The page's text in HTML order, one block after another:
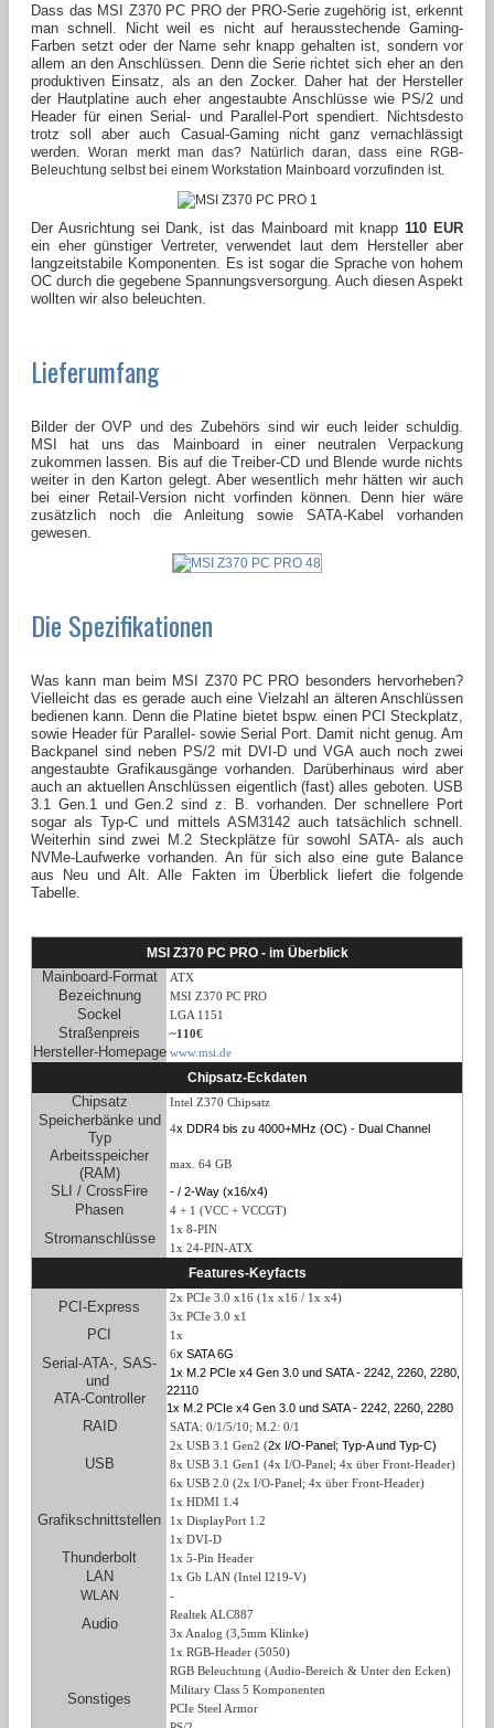
Dass das MSI Z370 PC PRO der PRO-Serie zugehörig ist, erkennt
man schnell. Nicht weil es nicht auf herausstechende Gaming-
Farben setzt oder der Name sehr knapp gehalten ist, sondern vor
allem an den Anschlüssen. Denn die Serie richtet sich eher an den
produktiven Einsatz, als an den Zocker. Daher hat der Hersteller
der Hautplatine auch eher angestaubte Anschlüsse wie PS/2 und
Header für einen Serial- und Parallel-Port spendiert. Nichtsdesto
trotz soll aber auch Casual-Gaming nicht ganz vernachlässigt
werden.
Woran merkt man das? Natürlich daran, dass eine RGB-
Beleuchtung selbst bei einem Workstation Mainboard vorzufinden ist.
Der Ausrichtung sei Dank, ist das Mainboard mit knapp 110 EUR
ein eher günstiger Vertreter, verwendet laut dem Hersteller aber
langzeitstabile Komponenten. Es ist sogar die Sprache von hohem
OC durch die gegebene Spannungsversorgung. Auch diesen Aspekt
wollten wir also beleuchten.
Lieferumfang
Bilder der OVP und des Zubehörs sind wir euch leider schuldig.
MSI hat uns das Mainboard in einer neutralen Verpackung
zukommen lassen. Bis auf die Treiber-CD und Blende wurde nichts
weiter in den Karton gelegt. Aber wesentlich mehr hätten wir auch
bei einer Retail-Version nicht vorfinden können. Denn hier wäre
zusätzlich noch die Anleitung sowie SATA-Kabel vorhanden
gewesen.
Die Spezifikationen
Was kann man beim MSI Z370 PC PRO besonders hervorheben?
Vielleicht das es gerade auch eine Vielzahl an älteren Anschlüssen
bedienen kann. Denn die Platine bietet bspw. einen PCI Steckplatz,
sowie Header für Parallel- sowie Serial Port. Damit nicht genug. Am
Backpanel sind neben PS/2 mit DVI-D und VGA auch noch zwei
angestaubte Grafikausgänge vorhanden. Darüberhinaus wird aber
auch an aktuellen Anschlüssen eigentlich (fast) alles geboten. USB
3.1 Gen.1 und Gen.2 sind z. B. vorhanden. Der schnellere Port
sogar als Typ-C und mittels ASM3142 auch tatsächlich schnell.
Weiterhin sind zwei M.2 Steckplätze für sowohl SATA- als auch
NVMe-Laufwerke vorhanden. An für sich also eine gute Balance
aus Neu und Alt. Alle Fakten im Überblick liefert die folgende
Tabelle.
MSI Z370 PC PRO- im Überblick
Mainboard-Format ATX
Bezeichnung MSI Z370 PC PRO
Sockel LGA 1151
Straßenpreis ~110€
Hersteller-Homepage www.msi.de
Chipsatz-Eckdaten
Chipsatz Intel Z370 Chipsatz
Speicherbänke und
Typ
4x DDR4 bis zu 4000+MHz (OC) - Dual Channel
Arbeitsspeicher
(RAM)
max. 64 GB
SLI / CrossFire - / 2-Way (x16/x4)
Phasen 4 + 1 (VCC + VCCGT)
Stromanschlüsse
1x 8-PIN
1x 24-PIN-ATX
Features-Keyfacts
PCI-Express
2x PCIe 3.0 x16 (1x x16 / 1x x4)
3x PCIe 3.0 x1
PCI 1x
Serial-ATA-, SAS-
und
ATA-Controller
6x SATA 6G
1x M.2 PCIe x4 Gen 3.0 und SATA - 2242, 2260, 2280,
22110
1x M.2 PCIe x4 Gen 3.0 und SATA - 2242, 2260, 2280
RAID SATA: 0/1/5/10; M.2: 0/1
USB
2x USB 3.1 Gen2 (2x I/O-Panel; Typ-A und Typ-C)
8x USB 3.1 Gen1 (4x I/O-Panel; 4x über Front-Header)
6x USB 2.0 (2x I/O-Panel; 4x über Front-Header)
Grafikschnittstellen
1x HDMI 1.4
1x DisplayPort 1.2
1x DVI-D
Thunderbolt 1x 5-Pin Header
LAN 1x Gb LAN (Intel I219-V)
WLAN -
Audio
Realtek ALC887
3x Analog (3,5mm Klinke)
Sonstiges
1x RGB-Header (5050)
RGB Beleuchtung (Audio-Bereich & Unter den Ecken)
Military Class 5 Komponenten
PCIe Steel Armor